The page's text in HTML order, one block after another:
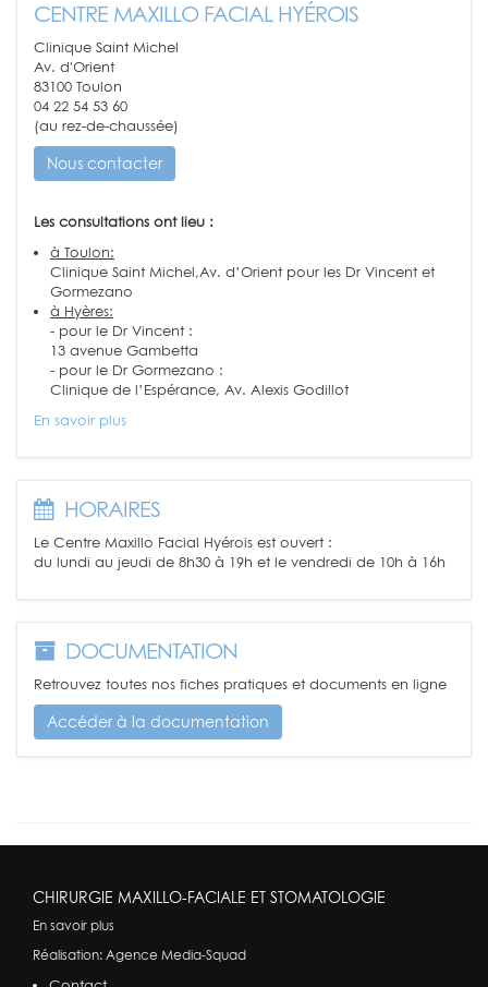
CENTRE MAXILLO FACIAL HYÉROIS
Clinique Saint Michel
Av. d'Orient
83100 Toulon
04 22 54 53 60
(au rez-de-chaussée)
Nous contacter
Les consultations ont lieu :
à Toulon:
Clinique Saint Michel,Av. d’Orient pour les Dr Vincent et
Gormezano
à Hyères:
- pour le Dr Vincent :
13 avenue Gambetta
- pour le Dr Gormezano :
Clinique de l’Espérance, Av. Alexis Godillot
En savoir plus
HORAIRES
Le Centre Maxillo Facial Hyérois est ouvert :
du lundi au jeudi de 8h30 à 19h et le vendredi de 10h à 16h
DOCUMENTATION
Retrouvez toutes nos fiches pratiques et documents en ligne
Accéder à la documentation
CHIRURGIE MAXILLO-FACIALE ET STOMATOLOGIE
En savoir plus
Réalisation: Agence Media-Squad